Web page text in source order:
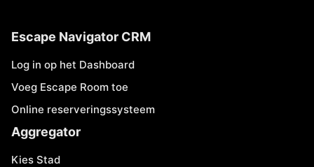
Escape Navigator CRM
Log in op het Dashboard
Voeg Escape Room toe
Online reserveringssysteem
Aggregator
Kies Stad